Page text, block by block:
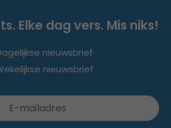
Elke dag vers. Mis niks!
nieuwsbrief
nieuwsbrief